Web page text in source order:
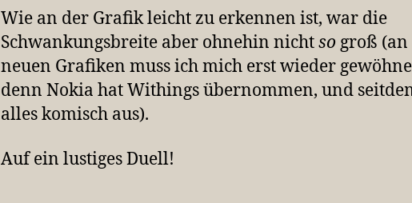
Wie an der Grafik leicht zu erkennen ist, war die
Schwankungsbreite aber ohnehin nichtso groß
neuen Grafiken muss ich mich erst wieder
denn Nokia hat Withings übernommen, und
alles komisch aus).
Auf ein lustiges Duell!